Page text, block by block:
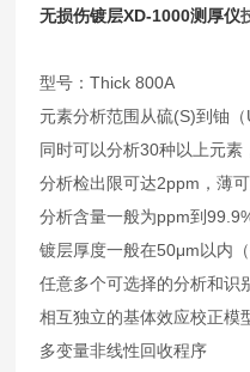
无损伤镀层XD-1000测厚仪
型号：Thick 800A
元素分析范围从硫(S)到铀（
同时可以分析30种以上元素
分析检出限可达2ppm，薄
分析含量一般为ppm到99.9%
镀层厚度一般在50μm以内
任意多个可选择的分析和识
相互独立的基体效应校正模
多变量非线性回收程序